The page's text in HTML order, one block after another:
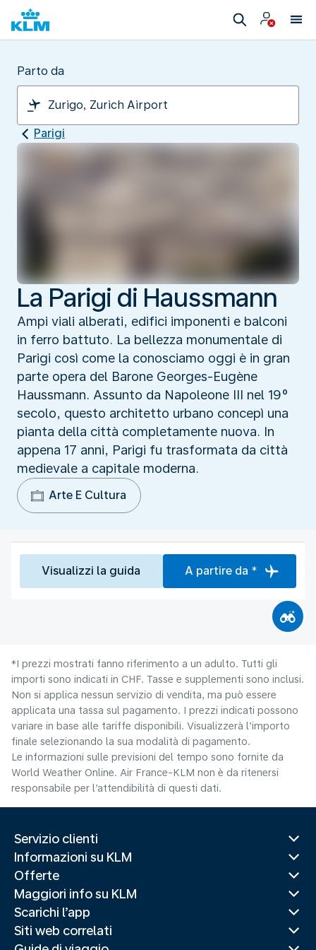
Parto da
Parigi
La Parigi di Haussmann
Ampi viali alberati, edifici imponenti e balconi
in ferro battuto. La bellezza monumentale di
Parigi così come la conosciamo oggi è in gran
parte opera del Barone Georges-Eugène
Haussmann. Assunto da Napoleone III nel 19°
secolo, questo architetto urbano concepì una
pianta della città completamente nuova. In
appena 17 anni, Parigi fu trasformata da città
medievale a capitale moderna.
Arte E Cultura
Visualizzi la guida A partire da *
*I prezzi mostrati fanno riferimento a un adulto. Tutti gli
importi sono indicati in CHF. Tasse e supplementi sono inclusi.
Non si applica nessun servizio di vendita, ma può essere
applicata una tassa sul pagamento. I prezzi indicati possono
variare in base alle tariffe disponibili. Visualizzerà l’importo
finale selezionando la sua modalità di pagamento.
Le informazioni sulle previsioni del tempo sono fornite da
World Weather Online. Air France-KLM non è da ritenersi
responsabile per l’attendibilità di questi dati.
Servizio clienti
Informazioni su KLM
Offerte
Maggiori info su KLM
Scarichi l’app
Siti web correlati